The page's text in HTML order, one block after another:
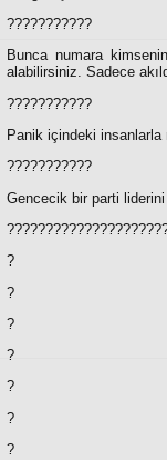
???????????
Bunca numara
alabilirsiniz. Sadece
???????????
Panik içindeki insanlarla
???????????
Gencecik bir parti
?
?
?
?
?
?
?